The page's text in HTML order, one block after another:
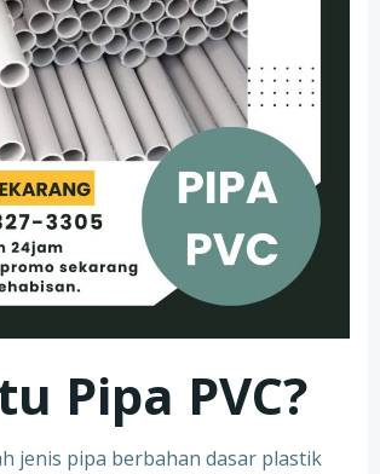
Pipa PVC?
jenis pipa berbahan dasar plastik